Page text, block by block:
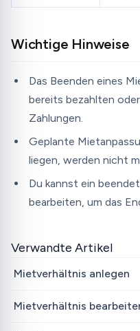
Wichtige Hinweise
Das Beenden eines
bereits bezahlten
Zahlungen.
Geplante
liegen, werden nicht
Du kannst ein
bearbeiten, um das
Verwandte Artikel
Mietverhältnis anlegen
Mietverhältnis